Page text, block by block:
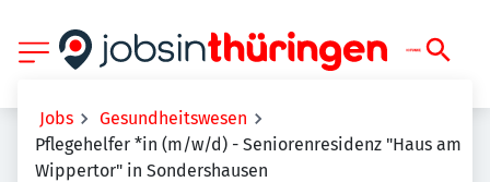
Jobs
Gesundheitswesen
Pflegehelfer *in (m/w/d) - Seniorenresidenz "Haus am
Wippertor" in Sondershausen